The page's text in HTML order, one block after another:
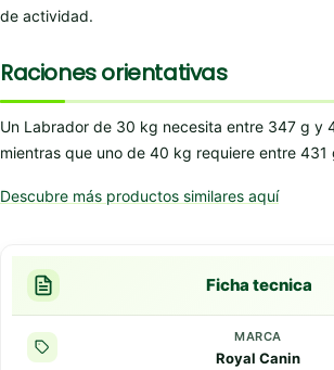
de actividad.
Raciones orientativas
Un Labrador de 30 kg necesita entre 347 g y
mientras que uno de 40 kg requiere entre 431
Descubre más productos similares aquí
Ficha tecnica
MARCA
Royal Canin